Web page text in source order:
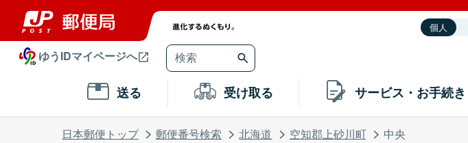
個人
ゆうIDマイページへ
送る 受け取る サービス・お手続き
日本郵便トップ 郵便番号検索 北海道 空知郡上砂川町 中央